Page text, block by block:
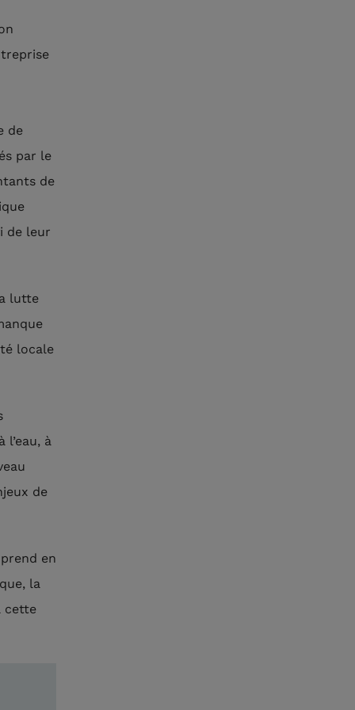
de
par le
de
de leur
lutte
locale
l’eau, à
de
en
la
cette